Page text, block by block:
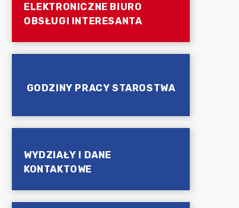
ELEKTRONICZNE BIURO
OBSŁUGI INTERESANTA
GODZINY PRACY STAROSTWA
WYDZIAŁY I DANE
KONTAKTOWE